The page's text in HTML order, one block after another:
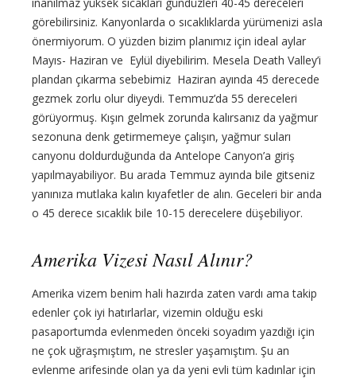
inanılmaz yüksek sıcakları gündüzleri 40-45 dereceleri
görebilirsiniz. Kanyonlarda o sıcaklıklarda yürümenizi asla
önermiyorum. O yüzden bizim planımız için ideal aylar
Mayıs- Haziran ve Eylül diyebilirim. Mesela Death Valley’i
plandan çıkarma sebebimiz Haziran ayında 45 derecede
gezmek zorlu olur diyeydi. Temmuz’da 55 dereceleri
görüyormuş. Kışın gelmek zorunda kalırsanız da yağmur
sezonuna denk getirmemeye çalışın, yağmur suları
canyonu doldurduğunda da Antelope Canyon’a giriş
yapılmayabiliyor. Bu arada Temmuz ayında bile gitseniz
yanınıza mutlaka kalın kıyafetler de alın. Geceleri bir anda
o 45 derece sıcaklık bile 10-15 derecelere düşebiliyor.
Amerika Vizesi Nasıl Alınır?
Amerika vizem benim hali hazırda zaten vardı ama takip
edenler çok iyi hatırlarlar, vizemin olduğu eski
pasaportumda evlenmeden önceki soyadım yazdığı için
ne çok uğraşmıştım, ne stresler yaşamıştım. Şu an
evlenme arifesinde olan ya da yeni evli tüm kadınlar için